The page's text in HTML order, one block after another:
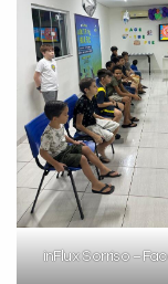
inFlux Sorriso –